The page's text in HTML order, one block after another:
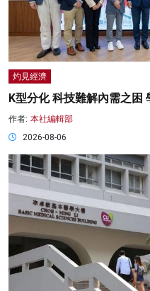
灼見經濟
K型分化 科技難解內需之困
作者: 本社編輯部
2026-08-06